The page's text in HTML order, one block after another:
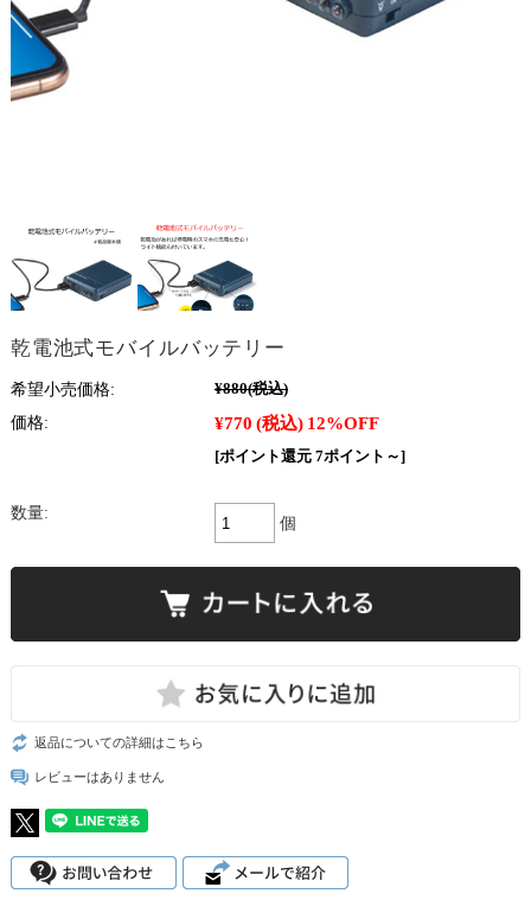
乾電池式モバイルバッテリー
希望小売価格: ¥880(税込)
価格: ¥770 (税込) 12%OFF
[ポイント還元 7ポイント～]
数量:
個
返品についての詳細はこちら
レビューはありません